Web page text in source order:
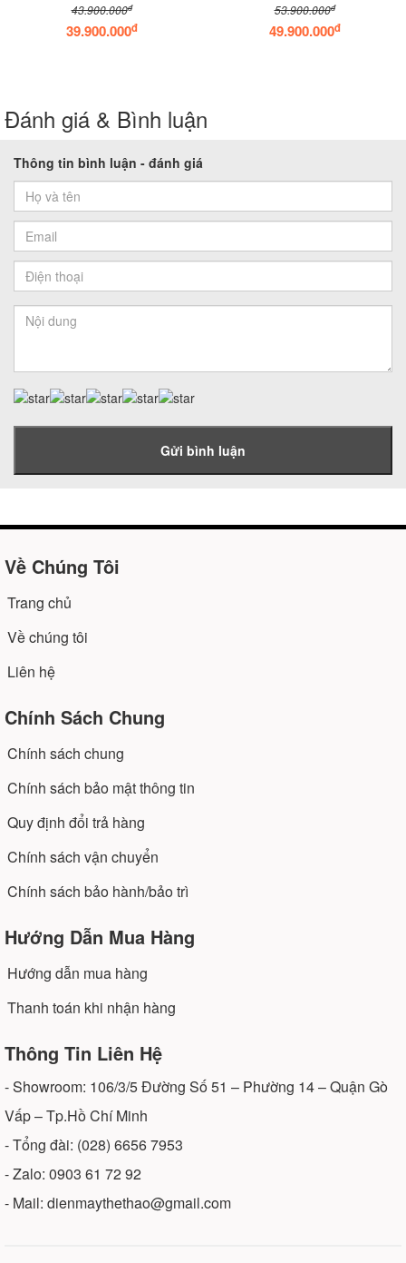
43.900.000đ
39.900.000đ
53.900.000đ
49.900.000đ
Đánh giá & Bình luận
Thông tin bình luận - đánh giá
Gửi bình luận
Về Chúng Tôi
Trang chủ
Về chúng tôi
Liên hệ
Chính Sách Chung
Chính sách chung
Chính sách bảo mật thông tin
Quy định đổi trả hàng
Chính sách vận chuyển
Chính sách bảo hành/bảo trì
Hướng Dẫn Mua Hàng
Hướng dẫn mua hàng
Thanh toán khi nhận hàng
Thông Tin Liên Hệ
- Showroom: 106/3/5 Đường Số 51 – Phường 14 – Quận Gò
Vấp – Tp.Hồ Chí Minh
- Tổng đài: (028) 6656 7953
- Zalo: 0903 61 72 92
- Mail: dienmaythethao@gmail.com